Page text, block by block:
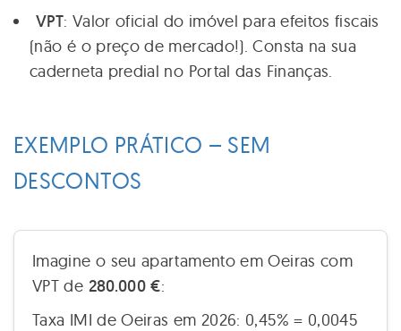
VPT: Valor oficial do imóvel para efeitos fiscais
(não é o preço de mercado!). Consta na sua
caderneta predial no Portal das Finanças.
EXEMPLO PRÁTICO – SEM
DESCONTOS
Imagine o seu apartamento em Oeiras com
VPT de 280.000 €:
Taxa IMI de Oeiras em 2026: 0,45% = 0,0045